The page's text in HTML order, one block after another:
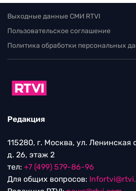
Выходные данные СМИ RTVI
Пользовательское соглашение
Политика обработки персональных
Редакция
115280, г. Москва, ул. Ленинская
д. 26, этаж 2
тел: +7 (499) 579-86-96
Для общих вопросов: